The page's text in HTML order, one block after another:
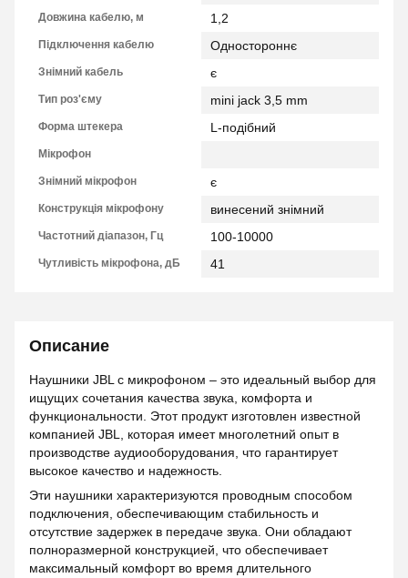
Довжина кабелю, м 1,2
Підключення кабелю Одностороннє
Знімний кабель є
Тип роз'єму mini jack 3,5 mm
Форма штекера L-подібний
Мікрофон
Знімний мікрофон є
Конструкція мікрофону винесений знімний
Частотний діапазон, Гц 100-10000
Чутливість мікрофона, дБ 41
Описание
Наушники JBL с микрофоном – это идеальный выбор для
ищущих сочетания качества звука, комфорта и
функциональности. Этот продукт изготовлен известной
компанией JBL, которая имеет многолетний опыт в
производстве аудиооборудования, что гарантирует
высокое качество и надежность.
Эти наушники характеризуются проводным способом
подключения, обеспечивающим стабильность и
отсутствие задержек в передаче звука. Они обладают
полноразмерной конструкцией, что обеспечивает
максимальный комфорт во время длительного